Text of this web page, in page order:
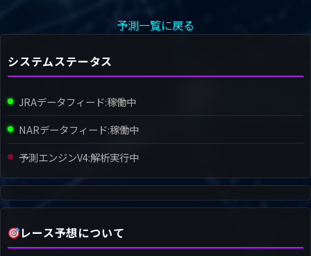
予測一覧に戻る
システムステータス
JRAデータフィード:稼働中
NARデータフィード:稼働中
予測エンジンV4:解析実行中
レース予想について